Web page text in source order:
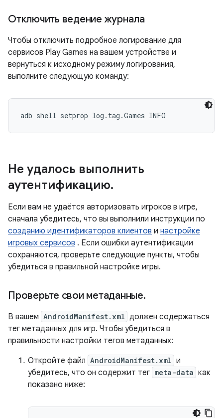
Отключить ведение журнала
Чтобы отключить подробное логирование для
сервисов Play Games на вашем устройстве и
вернуться к исходному режиму логирования,
выполните следующую команду:
adb shell setprop log.tag.Games INFO
Не удалось выполнить
аутентификацию.
Если вам не удаётся авторизовать игроков в игре,
сначала убедитесь, что вы выполнили инструкции по
созданию идентификаторов клиентов и настройке
игровых сервисов . Если ошибки аутентификации
сохраняются, проверьте следующие пункты, чтобы
убедиться в правильной настройке игры.
Проверьте свои метаданные.
В вашем AndroidManifest.xml должен содержаться
тег метаданных для игр. Чтобы убедиться в
правильности настройки тегов метаданных:
Откройте файл AndroidManifest.xml и
убедитесь, что он содержит тег meta-data как
показано ниже: